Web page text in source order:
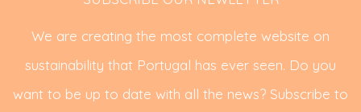
We are creating the most complete website on
sustainability that Portugal has ever seen. Do you
want to be up to date with all the news? Subscribe to